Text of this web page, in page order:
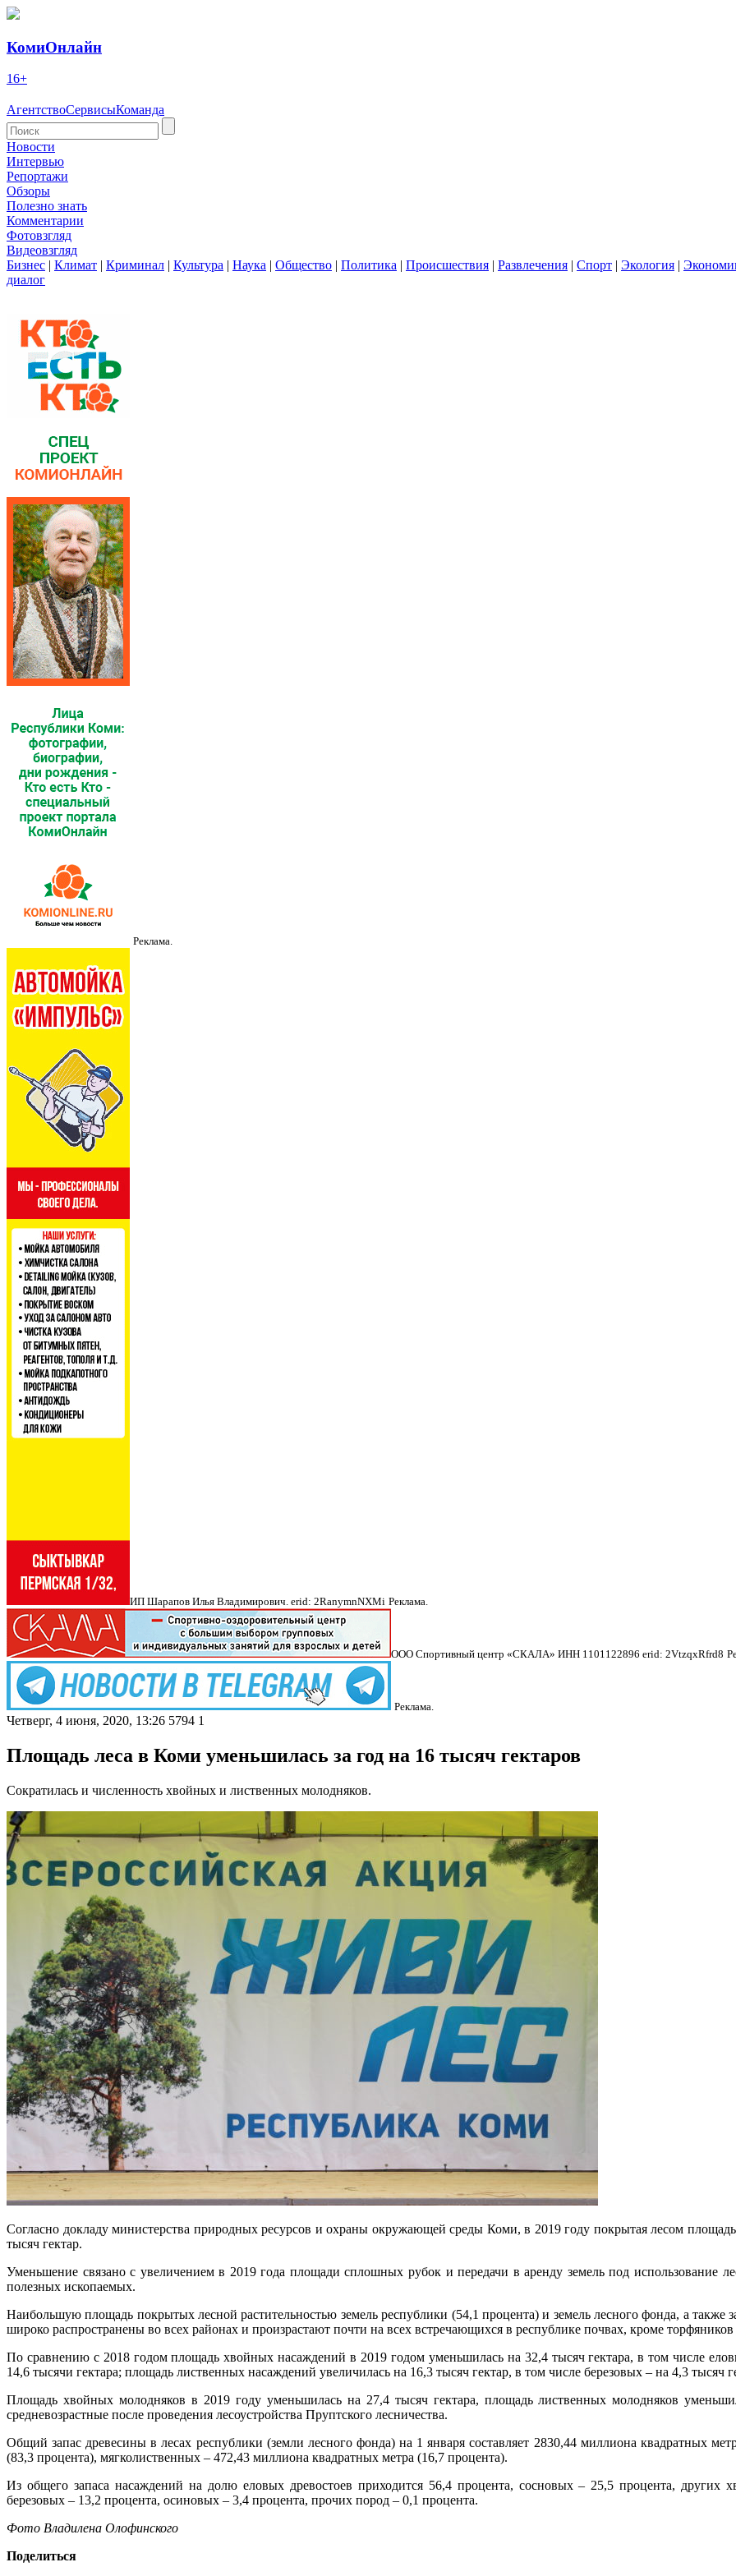
КомиОнлайн
16+
АгентствоСервисыКоманда
Новости
Интервью
Репортажи
Обзоры
Полезно знать
Комментарии
Фотовзгляд
Видеовзгляд
Бизнес | Климат | Криминал | Культура | Наука | Общество | Политика | Происшествия | Развлечения | Спорт | Экология |
диалог
Реклама.
ИП Шарапов Илья Владимирович. erid: 2RanymnNXMi Реклама.
ООО Спортивный центр «СКАЛА» ИНН 1101122896 erid: 2VtzqxRfrd8
Реклама.
Четверг, 4 июня, 2020, 13:26 5794 1
Площадь леса в Коми уменьшилась за год на 16 тысяч гектаров
Сократилась и численность хвойных и лиственных молодняков.
Согласно докладу министерства природных ресурсов и охраны окружающей среды Коми, в 2019 году покрытая лесом
тысяч гектар.
Уменьшение связано с увеличением в 2019 года площади сплошных рубок и передачи в аренду земель под использование
полезных ископаемых.
Наибольшую площадь покрытых лесной растительностью земель республики (54,1 процента) и земель лесного фонда, а
широко распространены во всех районах и произрастают почти на всех встречающихся в республике почвах, кроме
По сравнению с 2018 годом площадь хвойных насаждений в 2019 годом уменьшилась на 32,4 тысяч гектара, в том числе
14,6 тысячи гектара; площадь лиственных насаждений увеличилась на 16,3 тысяч гектар, в том числе березовых – на 4,3 тысяч
Площадь хвойных молодняков в 2019 году уменьшилась на 27,4 тысяч гектара, площадь лиственных молодняков
средневозрастные после проведения лесоустройства Пруптского лесничества.
Общий запас древесины в лесах республики (земли лесного фонда) на 1 января составляет 2830,44 миллиона квадратных
(83,3 процента), мягколиственных – 472,43 миллиона квадратных метра (16,7 процента).
Из общего запаса насаждений на долю еловых древостоев приходится 56,4 процента, сосновых – 25,5 процента,
березовых – 13,2 процента, осиновых – 3,4 процента, прочих пород – 0,1 процента.
Фото Владилена Олофинского
Поделиться